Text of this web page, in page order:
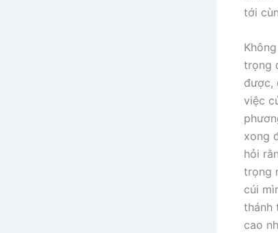
tới
trọng
được,
việc
xong
hỏi
trọng
cúi
thánh
cao